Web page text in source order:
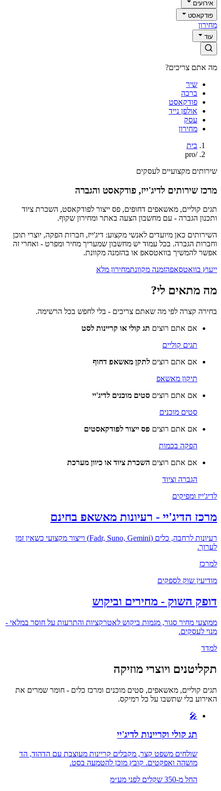
אירועים
פודקאסט
מחירון
עוד
מה אתם צריכים?
שיר
ברכה
פודקאסט
אולפן נייד
עסק
מחירון
בית
/
pro
שירותים מקצועיים לעסקים
מרכז שירותים לדיג'ייז, פודקאסט והגברה
תגים קוליים, מאשאפים דחופים, פס ייצור לפודקאסט, השכרת ציוד
ותכנון הגברה - עם מחשבון הצעה באתר ומחירון שקוף.
השירותים כאן מיועדים לאנשי מקצוע: דיג'ייז, חברות הפקה, יוצרי תוכן
וחברות הגברה. בכל עמוד יש מחשבון שמעריך מחיר ומפרט - ואחרי זה
אפשר להמשיך בוואטסאפ או בהזמנה מקוונת.
ייעוץ בוואטסאפהזמנה מקוונתמחירון מלא
מה מתאים לי?
בחירה קצרה לפי מה שאתם צריכים - בלי לחפש בכל הרשימה.
אם אתם רוצים תג קולי או קריינות לסט
תגים קוליים
אם אתם רוצים לתקן מאשאפ דחוף
תיקון מאשאפ
אם אתם רוצים סטים מוכנים לדיג'יי
סטים מוכנים
אם אתם רוצים פס ייצור לפודקאסטים
הפקה בכמות
אם אתם רוצים השכרת ציוד או כיוון מערכת
הגברה וציוד
לדיג'ייז ומפיקים
מרכז הדיג'יי - רעיונות מאשאפ בחינם
רעיונות לרחבה, כלים (Fadr, Suno, Gemini) וייצור מקצועי כשאין זמן
לערוך.
למרכז
מודיעין שוק לספקים
דופק השוק - מחירים וביקוש
ממוצעי מחיר סגור, מגמות ביקוש לאטרקציות והתרעות על חוסר במלאי -
מנוי לעסקים.
למדד
תקליטנים ויוצרי מוזיקה
תגים קוליים, מאשאפים, סטים מוכנים ומרכז כלים - חומר שמרים את
האירוע בלי שתשבו על כל רמיקס.
🎤
תג קולי וקריינות לדיג'יי
שולחים משפט קצר, מקבלים קריינות מעוצבת עם הדהוד, הד
מושהה ואפקטים. קובץ מוכן להטמעה בסט.
החל מ-350 שקלים לפני מע״מ